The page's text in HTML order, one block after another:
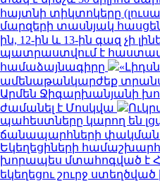
հայտնի տիկտոկերը
մարզերի տասնյակ
ին, 12-ին և 13-ին գազ չի
պատրաստվում է
համաձայնագիրը
ամենաթանկարժեք
Արմեն Ջիգարխանյանի
ժամանել է Մոսկվա
պահեստները կարող են
ճանապարհների
Եկեղեցիների
խորապես մտահոգված է
եկեղեցու շուրջ